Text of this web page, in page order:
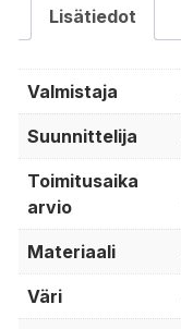
Lisätiedot
Valmistaja
Suunnittelija
Toimitusaika
arvio
Materiaali
Väri